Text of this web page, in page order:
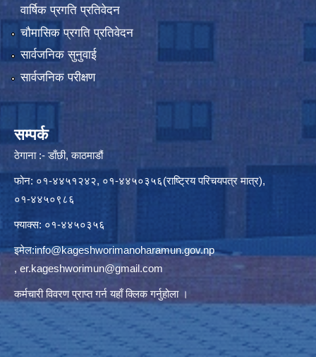
वार्षिक प्रगति प्रतिवेदन
चौमासिक प्रगति प्रतिवेदन
सार्वजनिक सुनुवाई
सार्वजनिक परीक्षण
सम्पर्क
ठेगाना :- डाँछी, काठमाडौं
फोन: ०१-४४५१२४२, ०१-४४५०३५६(राष्ट्रिय परिचयपत्र मात्र),
०१-४४५०९८६
फ्याक्स: ०१-४४५०३५६
इमेल:info@kageshworimanoharamun.gov.np
, er.kageshworimun@gmail.com
कर्मचारी विवरण प्राप्त गर्नयहाँ क्लिकगर्नुहोला ।